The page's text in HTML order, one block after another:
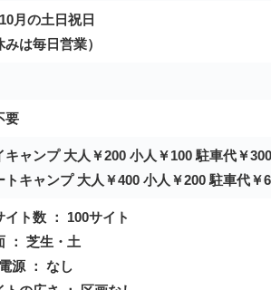
月の土日祝日
みは毎日営業）
要
キャンプ 大人￥200 小人￥100 駐車代￥
トキャンプ 大人￥400 小人￥200 駐車代￥
イト数 ： 100サイト
： 芝生・土
源 ： なし